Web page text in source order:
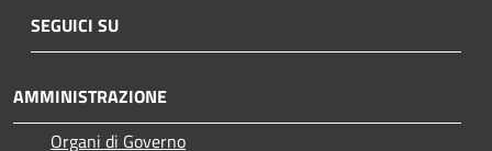
SEGUICI SU
AMMINISTRAZIONE
Organi di Governo